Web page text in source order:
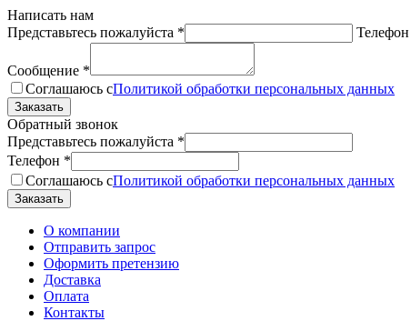
Написать нам
Представьтесь пожалуйста * Телефон
Сообщение *
Соглашаюсь сПолитикой обработки персональных данных
Обратный звонок
Представьтесь пожалуйста *
Телефон *
Соглашаюсь сПолитикой обработки персональных данных
О компании
Отправить запрос
Оформить претензию
Доставка
Оплата
Контакты